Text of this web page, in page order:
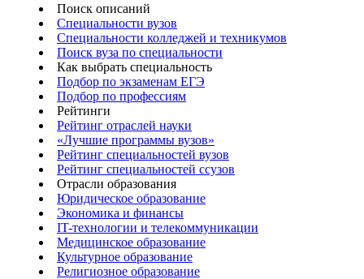
Поиск описаний
Специальности вузов
Специальности колледжей и техникумов
Поиск вуза по специальности
Как выбрать специальность
Подбор по экзаменам ЕГЭ
Подбор по профессиям
Рейтинги
Рейтинг отраслей науки
«Лучшие программы вузов»
Рейтинг специальностей вузов
Рейтинг специальностей ссузов
Отрасли образования
Юридическое образование
Экономика и финансы
IT-технологии и телекоммуникации
Медицинское образование
Культурное образование
Религиозное образование